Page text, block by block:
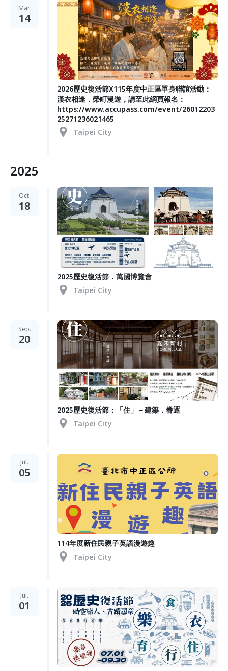
Mar.
14
2026歷史復活節X115年度中正區單身聯誼活動：
漢衣相逢．榮町漫遊，請至此網頁報名：
https://www.accupass.com/event/26012203
25271236021465
Taipei City
2025
Oct.
18
2025歷史復活節．萬國博覽會
Taipei City
Sep.
20
2025歷史復活節：「住」－建築．眷逐
Taipei City
Jul.
05
114年度新住民親子英語漫遊趣
Taipei City
Jul.
01